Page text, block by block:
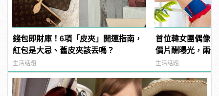
錢包即財庫！6項「皮夾」開運指南，
紅包是大忌、舊皮夾該丟嗎？
生活話題
首位韓女團偶像
價片酬曝光，兩
生活話題